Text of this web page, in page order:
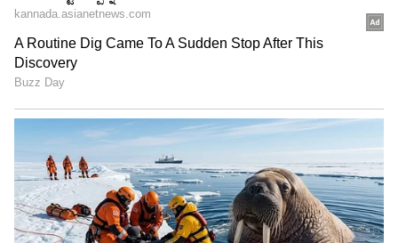
ಫುಲ್ ಕ್ಲಿಯರ್ ಆಗಿ ನೀರು ಸಲೀಸಾಗಿ ಹರಿಯುತ್ತೆ
5